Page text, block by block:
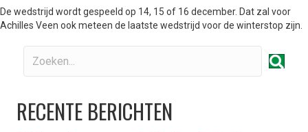
De wedstrijd wordt gespeeld op 14, 15 of 16 december. Dat zal voor
Achilles Veen ook meteen de laatste wedstrijd voor de winterstop zijn.
RECENTE BERICHTEN